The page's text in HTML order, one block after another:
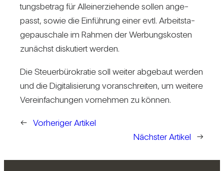
tungs­be­trag für Allein­er­zie­hende sollen ange­
passt, sowie die Ein­füh­rung einer evtl. Arbeits­ta­
ge­pau­schale im Rahmen der Wer­bungs­kosten
zunächst dis­ku­tiert werden.
Die Steu­er­bü­ro­kratie soll weiter abge­baut werden
und die Digi­ta­li­sie­rung vor­an­schreiten, um wei­tere
Ver­ein­fa­chungen vor­nehmen zu können.
← Vorheriger Artikel
Nächster Artikel
→